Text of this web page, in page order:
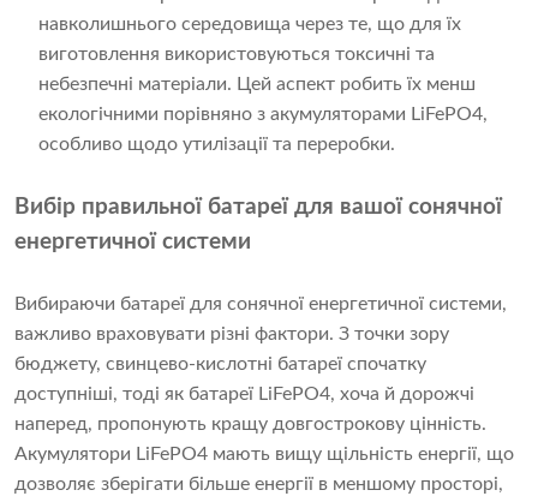
навколишнього середовища через те, що для їх
виготовлення використовуються токсичні та
небезпечні матеріали. Цей аспект робить їх менш
екологічними порівняно з акумуляторами LiFePO4,
особливо щодо утилізації та переробки.
Вибір правильної батареї для вашої сонячної
енергетичної системи
Вибираючи батареї для сонячної енергетичної системи,
важливо враховувати різні фактори. З точки зору
бюджету, свинцево-кислотні батареї спочатку
доступніші, тоді як батареї LiFePO4, хоча й дорожчі
наперед, пропонують кращу довгострокову цінність.
Акумулятори LiFePO4 мають вищу щільність енергії, що
дозволяє зберігати більше енергії в меншому просторі,